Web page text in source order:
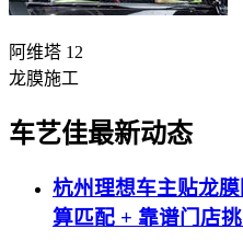
阿维塔 12
龙膜施工
车艺佳最新动态
杭州理想车主贴龙
算匹配 + 靠谱门店